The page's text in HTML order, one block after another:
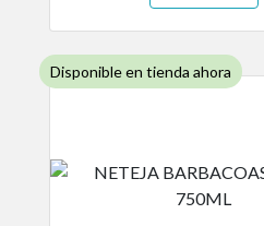
Disponible en tienda ahora